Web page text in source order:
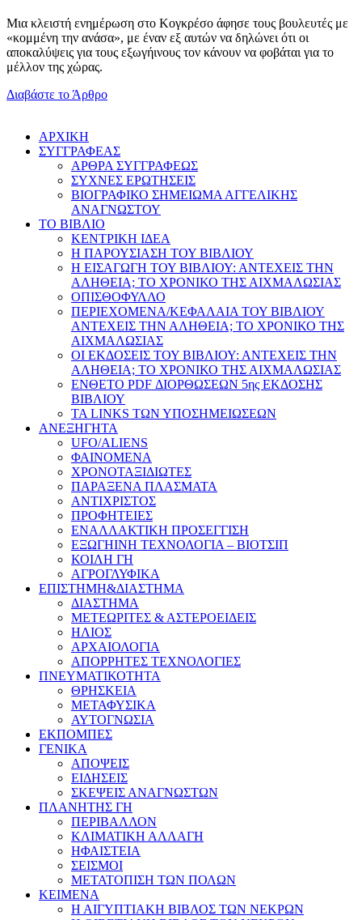
Μια κλειστή ενημέρωση στο Κογκρέσο άφησε τους βουλευτές με
«κομμένη την ανάσα», με έναν εξ αυτών να δηλώνει ότι οι
αποκαλύψεις για τους εξωγήινους τον κάνουν να φοβάται για το
μέλλον της χώρας.
Διαβάστε το Άρθρο
AΡΧΙΚΗ
ΣΥΓΓΡΑΦΕΑΣ
ΑΡΘΡΑ ΣΥΓΓΡΑΦΕΩΣ
ΣΥΧΝΕΣ ΕΡΩΤΗΣΕΙΣ
ΒΙΟΓΡΑΦΙΚΟ ΣΗΜΕΙΩΜΑ ΑΓΓΕΛΙΚΗΣ
ΑΝΑΓΝΩΣΤΟΥ
ΤΟ ΒΙΒΛΙΟ
ΚΕΝΤΡΙΚΗ ΙΔΕΑ
Η ΠΑΡΟΥΣΙΑΣΗ ΤΟΥ ΒΙΒΛΙΟΥ
Η ΕΙΣΑΓΩΓΗ ΤΟΥ ΒΙΒΛΙΟΥ: ΑΝΤΕΧΕΙΣ ΤΗΝ
ΑΛΗΘΕΙΑ; ΤΟ ΧΡΟΝΙΚΟ ΤΗΣ ΑΙΧΜΑΛΩΣΙΑΣ
ΟΠΙΣΘΟΦΥΛΛΟ
ΠΕΡΙΕΧΟΜΕΝΑ/ΚΕΦΑΛΑΙΑ ΤΟΥ ΒΙΒΛΙΟΥ
ΑΝΤΕΧΕΙΣ ΤΗΝ ΑΛΗΘΕΙΑ; ΤΟ ΧΡΟΝΙΚΟ ΤΗΣ
ΑΙΧΜΑΛΩΣΙΑΣ
ΟΙ ΕΚΔΟΣΕΙΣ ΤΟΥ ΒΙΒΛΙΟΥ: ΑΝΤΕΧΕΙΣ ΤΗΝ
ΑΛΗΘΕΙΑ; ΤΟ ΧΡΟΝΙΚΟ ΤΗΣ ΑΙΧΜΑΛΩΣΙΑΣ
ΕΝΘΕΤΟ PDF ΔΙΟΡΘΩΣΕΩΝ 5ης ΕΚΔΟΣΗΣ
ΒΙΒΛΙΟΥ
ΤΑ LINKS ΤΩΝ ΥΠΟΣΗΜΕΙΩΣΕΩΝ
ΑΝΕΞΗΓΗΤΑ
UFO/ALIENS
ΦΑΙΝΟΜΕΝΑ
ΧΡΟΝΟΤΑΞΙΔΙΩΤΕΣ
ΠΑΡΑΞΕΝΑ ΠΛΑΣΜΑΤΑ
ΑΝΤΙΧΡΙΣΤΟΣ
ΠΡΟΦΗΤΕΙΕΣ
ΕΝΑΛΛΑΚΤΙΚΗ ΠΡΟΣΕΓΓΙΣΗ
ΕΞΩΓΗΙΝΗ ΤΕΧΝΟΛΟΓΙΑ – ΒΙΟΤΣΙΠ
ΚΟΙΛΗ ΓΗ
ΑΓΡΟΓΛΥΦΙΚΑ
ΕΠΙΣΤΗΜΗ&ΔΙΑΣΤΗΜΑ
ΔΙΑΣΤΗΜΑ
ΜΕΤΕΩΡΙΤΕΣ & ΑΣΤΕΡΟΕΙΔΕΙΣ
ΗΛΙΟΣ
ΑΡΧΑΙΟΛΟΓΙΑ
ΑΠΟΡΡΗΤΕΣ ΤΕΧΝΟΛΟΓΙΕΣ
ΠΝΕΥΜΑΤΙΚΟΤΗΤΑ
ΘΡΗΣΚΕΙΑ
ΜΕΤΑΦΥΣΙΚΑ
ΑΥΤΟΓΝΩΣΙΑ
ΕΚΠΟΜΠΕΣ
ΓΕΝΙΚΑ
ΑΠΟΨΕΙΣ
ΕΙΔΗΣΕΙΣ
ΣΚΕΨΕΙΣ ΑΝΑΓΝΩΣΤΩΝ
ΠΛΑΝΗΤΗΣ ΓΗ
ΠΕΡΙΒΑΛΛΟΝ
ΚΛΙΜΑΤΙΚΗ ΑΛΛΑΓΗ
ΗΦΑΙΣΤΕΙΑ
ΣΕΙΣΜΟΙ
ΜΕΤΑΤΟΠΙΣΗ ΤΩΝ ΠΟΛΩΝ
ΚΕΙΜΕΝΑ
Η ΑΙΓΥΠΤΙΑΚΗ ΒΙΒΛΟΣ ΤΩΝ ΝΕΚΡΩΝ